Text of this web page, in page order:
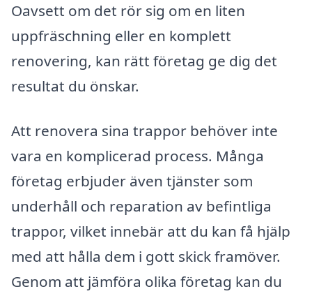
Oavsett om det rör sig om en liten
uppfräschning eller en komplett
renovering, kan rätt företag ge dig det
resultat du önskar.
Att renovera sina trappor behöver inte
vara en komplicerad process. Många
företag erbjuder även tjänster som
underhåll och reparation av befintliga
trappor, vilket innebär att du kan få hjälp
med att hålla dem i gott skick framöver.
Genom att jämföra olika företag kan du